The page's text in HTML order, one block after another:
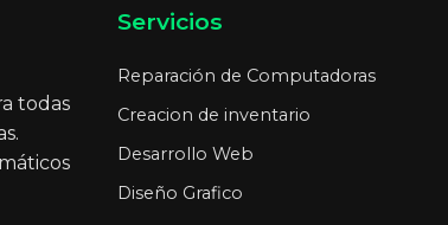
todas
Servicios
Reparación de Computadoras
Creacion de inventario
Desarrollo Web
Diseño Grafico